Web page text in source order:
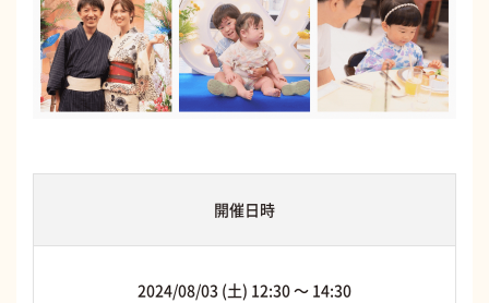
開催日時
2024/08/03 (土) 12:30 〜 14:30